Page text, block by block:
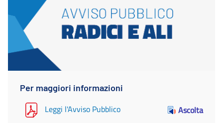
Per maggiori informazioni
Leggi l'Avviso Pubblico Ascolta